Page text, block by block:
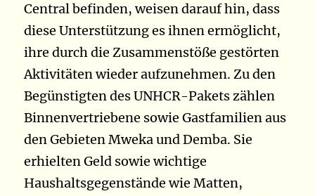
Central befinden, weisen darauf hin, dass
diese Unterstützung es ihnen ermöglicht,
ihre durch die Zusammenstöße gestörten
Aktivitäten wieder aufzunehmen. Zu den
Begünstigten des UNHCR-Pakets zählen
Binnenvertriebene sowie Gastfamilien aus
den Gebieten Mweka und Demba. Sie
erhielten Geld sowie wichtige
Haushaltsgegenstände wie Matten,